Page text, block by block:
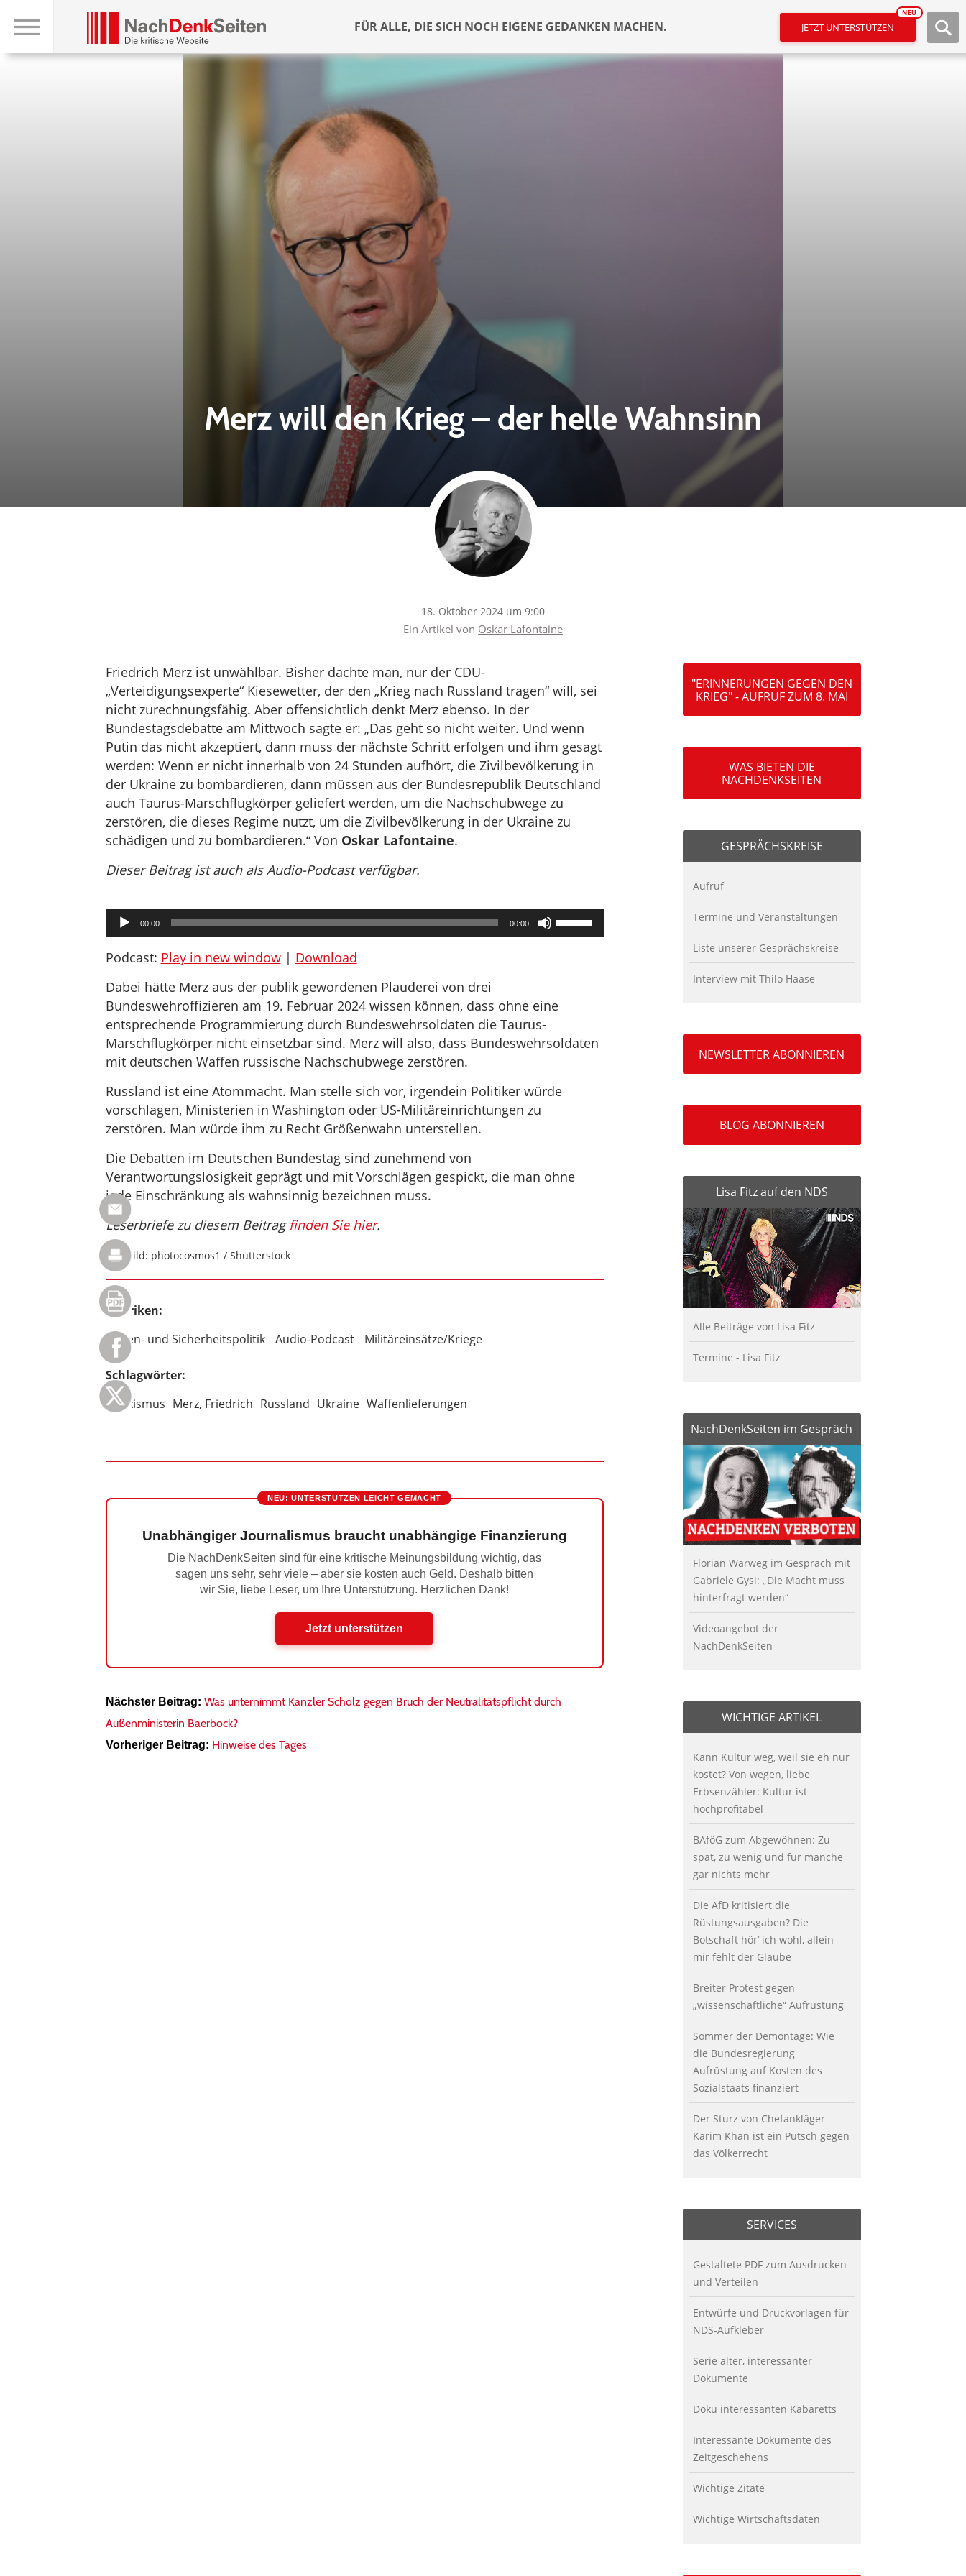
FÜR ALLE, DIE SICH NOCH EIGENE GEDANKEN MACHEN. JETZT UNTERSTÜTZEN
NEU
Merz will den Krieg – der helle Wahnsinn
18. Oktober 2024 um 9:00
Ein Artikel von Oskar Lafontaine
Friedrich Merz ist unwählbar. Bisher dachte man, nur der CDU-
„Verteidigungsexperte“ Kiesewetter, der den „Krieg nach Russland tragen“ will, sei
nicht zurechnungsfähig. Aber offensichtlich denkt Merz ebenso. In der
Bundestagsdebatte am Mittwoch sagte er: „Das geht so nicht weiter. Und wenn
Putin das nicht akzeptiert, dann muss der nächste Schritt erfolgen und ihm gesagt
werden: Wenn er nicht innerhalb von 24 Stunden aufhört, die Zivilbevölkerung in
der Ukraine zu bombardieren, dann müssen aus der Bundesrepublik Deutschland
auch Taurus-Marschflugkörper geliefert werden, um die Nachschubwege zu
zerstören, die dieses Regime nutzt, um die Zivilbevölkerung in der Ukraine zu
schädigen und zu bombardieren.“ Von Oskar Lafontaine.
Dieser Beitrag ist auch als Audio-Podcast verfügbar.
Audio-
Player
00:00 00:00
Pfeiltasten
Hoch/Runter
Lautstärke
regeln.
Podcast: Play in new window| Download
Dabei hätte Merz aus der publik gewordenen Plauderei von drei
Bundeswehroffizieren am 19. Februar 2024 wissen können, dass ohne eine
entsprechende Programmierung durch Bundeswehrsoldaten die Taurus-
Marschflugkörper nicht einsetzbar sind. Merz will also, dass Bundeswehrsoldaten
mit deutschen Waffen russische Nachschubwege zerstören.
Russland ist eine Atommacht. Man stelle sich vor, irgendein Politiker würde
vorschlagen, Ministerien in Washington oder US-Militäreinrichtungen zu
zerstören. Man würde ihm zu Recht Größenwahn unterstellen.
Die Debatten im Deutschen Bundestag sind zunehmend von
Verantwortungslosigkeit geprägt und mit Vorschlägen gespickt, die man ohne
jede Einschränkung als wahnsinnig bezeichnen muss.
Leserbriefe zu diesem Beitrag finden Sie hier.
Titelbild: photocosmos1 / Shutterstock
Rubriken:
Außen- und Sicherheitspolitik
Audio-Podcast Militäreinsätze/Kriege
Schlagwörter:
Bellizismus Merz, Friedrich Russland Ukraine Waffenlieferungen
NEU: UNTERSTÜTZEN LEICHT GEMACHT
Unabhängiger Journalismus braucht unabhängige Finanzierung
Die NachDenkSeiten sind für eine kritische Meinungsbildung wichtig, das
sagen uns sehr, sehr viele – aber sie kosten auch Geld. Deshalb bitten
wir Sie, liebe Leser, um Ihre Unterstützung. Herzlichen Dank!
Jetzt unterstützen
Nächster Beitrag: Was unternimmt Kanzler Scholz gegen Bruch der Neutralitätspflicht durch
Außenministerin Baerbock?
Vorheriger Beitrag: Hinweise des Tages
"ERINNERUNGEN GEGEN DEN
KRIEG" - AUFRUF ZUM 8. MAI
WAS BIETEN DIE
NACHDENKSEITEN
GESPRÄCHSKREISE
Aufruf
Termine und Veranstaltungen
Liste unserer Gesprächskreise
Interview mit Thilo Haase
NEWSLETTER ABONNIEREN
BLOG ABONNIEREN
Lisa Fitz auf den NDS
Alle Beiträge von Lisa Fitz
Termine - Lisa Fitz
NachDenkSeiten im Gespräch
Florian Warweg im Gespräch mit
Gabriele Gysi: „Die Macht muss
hinterfragt werden“
Videoangebot der
NachDenkSeiten
WICHTIGE ARTIKEL
Kann Kultur weg, weil sie eh nur
kostet? Von wegen, liebe
Erbsenzähler: Kultur ist
hochprofitabel
BAföG zum Abgewöhnen: Zu
spät, zu wenig und für manche
gar nichts mehr
Die AfD kritisiert die
Rüstungsausgaben? Die
Botschaft hör’ ich wohl, allein
mir fehlt der Glaube
Breiter Protest gegen
„wissenschaftliche“ Aufrüstung
Sommer der Demontage: Wie
die Bundesregierung
Aufrüstung auf Kosten des
Sozialstaats finanziert
Der Sturz von Chefankläger
Karim Khan ist ein Putsch gegen
das Völkerrecht
SERVICES
Gestaltete PDF zum Ausdrucken
und Verteilen
Entwürfe und Druckvorlagen für
NDS-Aufkleber
Serie alter, interessanter
Dokumente
Doku interessanten Kabaretts
Interessante Dokumente des
Zeitgeschehens
Wichtige Zitate
Wichtige Wirtschaftsdaten